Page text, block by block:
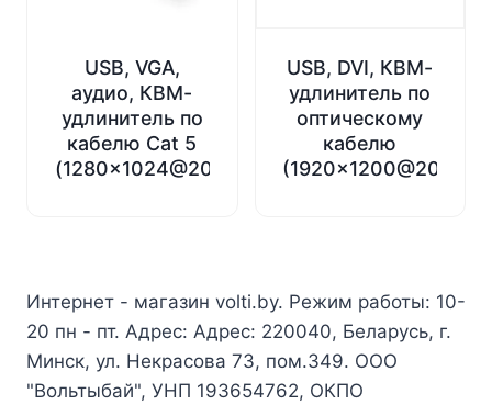
USB, VGA,
аудио, КВМ-
удлинитель по
кабелю Cat 5
(1280×1024@200м)
USB, DVI, КВМ-
удлинитель по
оптическому
кабелю
(1920×1200@20км)
Интернет - магазин volti.by. Режим работы: 10-
20 пн - пт. Адрес: Адрес: 220040, Беларусь, г.
Минск, ул. Некрасова 73, пом.349. ООО
"Вольтыбай", УНП 193654762, ОКПО